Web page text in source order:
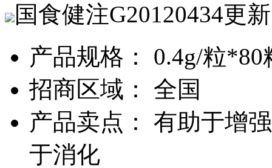
国食健注G20120434更
产品规格： 0.4g/粒*80
招商区域： 全国
产品卖点： 有助于增
于消化